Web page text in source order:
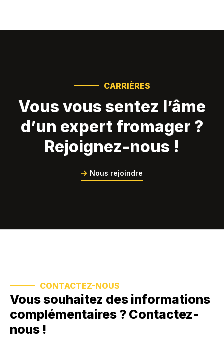
CARRIÈRES
Vous vous sentez l’âme
d’un expert fromager ?
Rejoignez-nous !
Nous rejoindre
CONTACTEZ-NOUS
Vous souhaitez des informations
complémentaires ? Contactez-
nous !